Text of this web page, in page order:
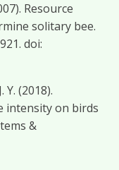
Resource
solitary bee.
doi:
Y. (2018).
intensity on birds
&